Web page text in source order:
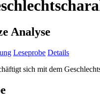
Analyse
Leseprobe Details
sich mit dem